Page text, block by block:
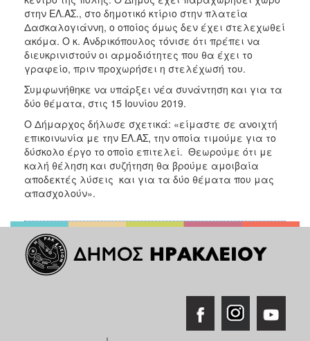
στην ΕΛ.ΑΣ., στο δημοτικό κτίριο στην πλατεία
Δασκαλογιάννη, ο οποίος όμως δεν έχει στελεχωθεί
ακόμα. Ο κ. Ανδρικόπουλος τόνισε ότι πρέπει να
διευκρινιστούν οι αρμοδιότητες που θα έχει το
γραφείο, πριν προχωρήσει η στελέχωσή του.
Συμφωνήθηκε να υπάρξει νέα συνάντηση και για τα
δύο θέματα, στις 15 Ιουνίου 2019.
Ο Δήμαρχος δήλωσε σχετικά: «είμαστε σε ανοιχτή
επικοινωνία με την ΕΛ.ΑΣ, την οποία τιμούμε για το
δύσκολο έργο το οποίο επιτελεί. Θεωρούμε ότι με
καλή θέληση και συζήτηση θα βρούμε αμοιβαία
αποδεκτές λύσεις και για τα δύο θέματα που μας
απασχολούν».